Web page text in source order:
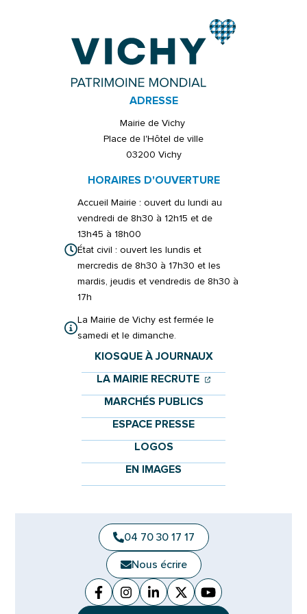
ADRESSE
Mairie de Vichy
Place de l'Hôtel de ville
03200 Vichy
HORAIRES D'OUVERTURE
Accueil Mairie : ouvert du lundi au
vendredi de 8h30 à 12h15 et de
13h45 à 18h00
État civil : ouvert les lundis et
mercredis de 8h30 à 17h30 et les
mardis, jeudis et vendredis de 8h30 à
17h
La Mairie de Vichy est fermée le
samedi et le dimanche.
KIOSQUE À JOURNAUX
LA MAIRIE RECRUTE (OUVERTURE
(OUVERTURE
MARCHÉS PUBLICS
ESPACE PRESSE
LOGOS
EN IMAGES
04 70 30 17 17
Nous écrire
Facebook
(ouverture dans un nouvel onglet)
Instagram
(ouverture dans un nouvel
Linkedin
(ouverture dans un nouvel
X (Twitter)
(ouverture dans un
YouTube
(ouverture dans